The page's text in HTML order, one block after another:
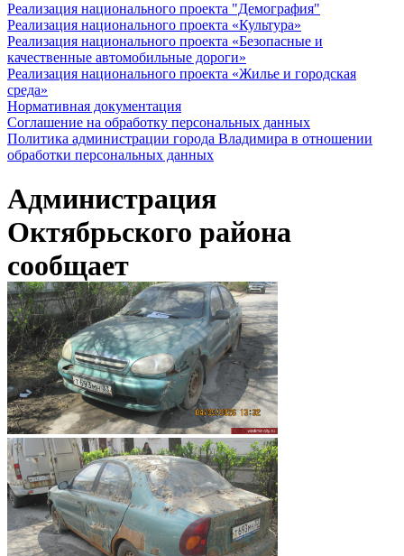
Реализация национального проекта "Демография"
Реализация национального проекта «Культура»
Реализация национального проекта «Безопасные и
качественные автомобильные дороги»
Реализация национального проекта «Жилье и городская
среда»
Нормативная документация
Соглашение на обработку персональных данных
Политика администрации города Владимира в отношении
обработки персональных данных
Администрация
Октябрьского района
сообщает